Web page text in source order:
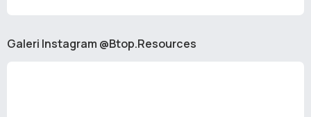
Galeri Instagram @Btop.Resources